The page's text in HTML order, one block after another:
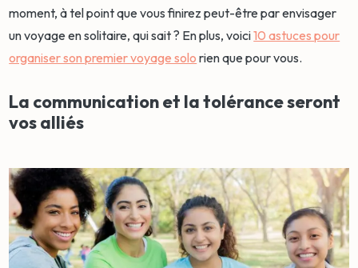
moment, à tel point que vous finirez peut-être par envisager
un voyage en solitaire, qui sait ? En plus, voici10 astuces pour
organiser son premier voyage solo rien que pour vous.
La communication et la tolérance seront
vos alliés